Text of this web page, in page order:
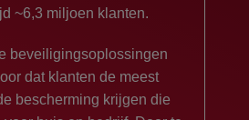
~6,3 miljoen klanten.
beveiligingsoplossingen
dat klanten de meest
bescherming krijgen die